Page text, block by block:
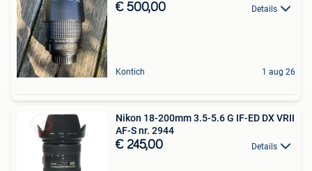
€ 500,00 Details
Kontich 1 aug 26
Nikon 18-200mm 3.5-5.6 G IF-ED DX VRII
AF-S nr. 2944
€ 245,00 Details